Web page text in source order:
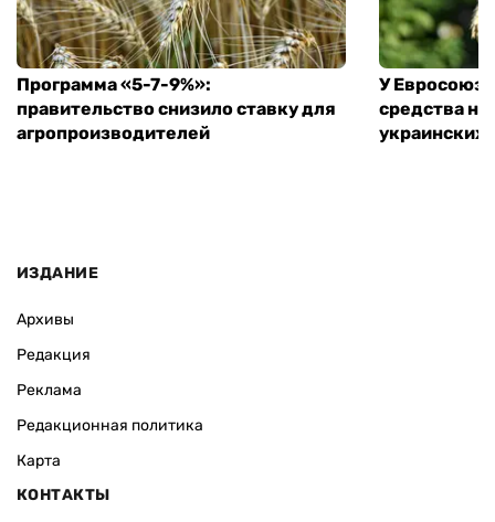
Программа «5-7-9%»:
правительство снизило ставку для
агропроизводителей
У
средства
ИЗДАНИЕ
Архивы
Редакция
Реклама
Редакционная политика
Карта
КОНТАКТЫ